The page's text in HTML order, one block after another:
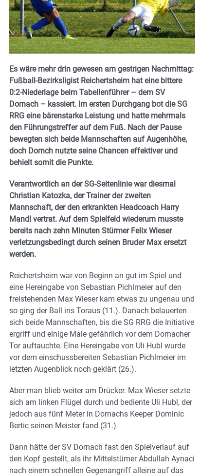
Es wäre mehr drin gewesen am gestrigen Nachmittag:
Fußball-Bezirksligist Reichertsheim hat eine bittere
0:2-Niederlage beim Tabellenführer – dem SV
Dornach – kassiert. Im ersten Durchgang bot die SG
RRG eine bärenstarke Leistung und hatte mehrmals
den Führungstreffer auf dem Fuß. Nach der Pause
bewegten sich beide Mannschaften auf Augenhöhe,
doch Dornch nutzte seine Chancen effektiver und
behielt somit die Punkte.
Verantwortlich an der SG-Seitenlinie war diesmal
Christian Katozka, der Trainer der zweiten
Mannschaft, der den erkrankten Headcoach Harry
Mandl vertrat. Auf dem Spielfeld wiederum musste
bereits nach zehn Minuten Stürmer Felix Wieser
verletzungsbedingt durch seinen Bruder Max ersetzt
werden.
Reichertsheim war von Beginn an gut im Spiel und
eine Hereingabe von Sebastian Pichlmeier auf den
freistehenden Max Wieser kam etwas zu ungenau und
so ging der Ball ins Toraus (11.). Danach belauerten
sich beide Mannschaften, bis die SG RRG die Initiative
ergriff und einige Male gefährlich vor dem Dornacher
Tor auftauchte. Eine Hereingabe von Uli Hubl wurde
vor dem einschussbereiten Sebastian Pichlmeier im
letzten Augenblick noch geklärt (26.).
Aber man blieb weiter am Drücker. Max Wieser setzte
sich am linken Flügel durch und bediente Uli Hubl, der
jedoch aus fünf Meter in Dornachs Keeper Dominic
Bertic seinen Meister fand (31.)
Dann hätte der SV Dornach fast den Spielverlauf auf
den Kopf gestellt, als ihr Mittelstümer Abdullah Aynaci
nach einem schnellen Gegenangriff alleine auf das